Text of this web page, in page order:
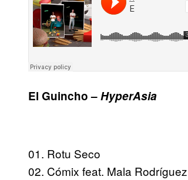
El Guincho –HyperAsia
01. Rotu Seco
02. Cómix feat. Mala Rodríguez